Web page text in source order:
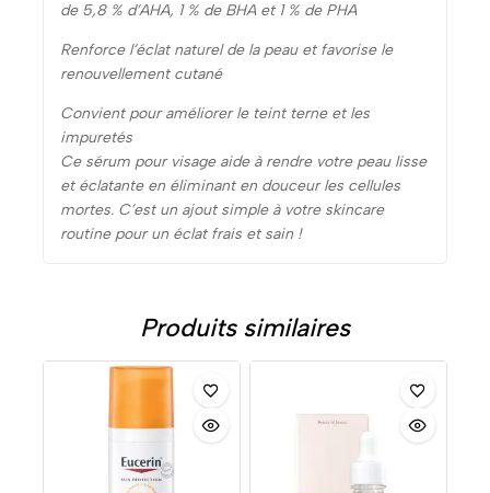
de 5,8 % d’AHA, 1 % de BHA et 1 % de PHA
Renforce l’éclat naturel de la peau et favorise le
renouvellement cutané
Convient pour améliorer le teint terne et les
impuretés
Ce sérum pour visage aide à rendre votre peau lisse
et éclatante en éliminant en douceur les cellules
mortes. C’est un ajout simple à votre skincare
routine pour un éclat frais et sain !
Produits similaires